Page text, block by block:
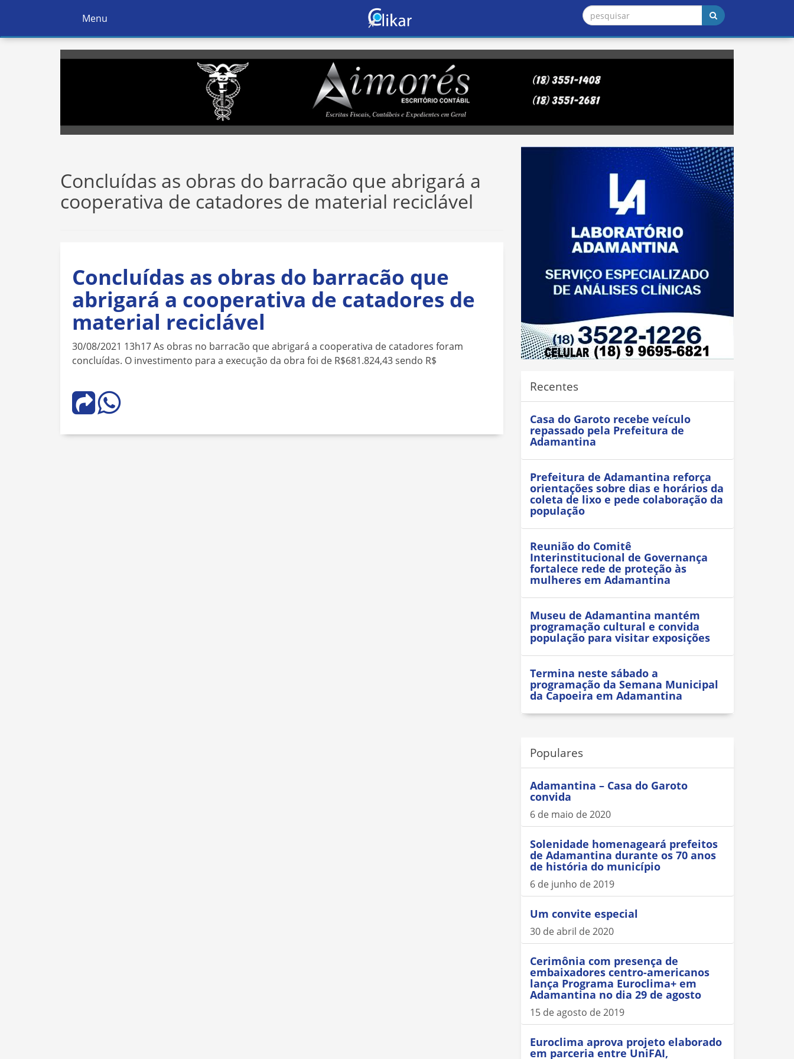
Ativar
Navegação
Menu
Concluídas as obras do barracão que abrigará a
cooperativa de catadores de material reciclável
Concluídas as obras do barracão que
abrigará a cooperativa de catadores de
material reciclável
30/08/2021 13h17 As obras no barracão que abrigará a cooperativa de catadores foram
concluídas. O investimento para a execução da obra foi de R$681.824,43 sendo R$
Recentes
Casa do Garoto recebe veículo
repassado pela Prefeitura de
Adamantina
Prefeitura de Adamantina reforça
orientações sobre dias e horários da
coleta de lixo e pede colaboração da
população
Reunião do Comitê
Interinstitucional de Governança
fortalece rede de proteção às
mulheres em Adamantina
Museu de Adamantina mantém
programação cultural e convida
população para visitar exposições
Termina neste sábado a
programação da Semana Municipal
da Capoeira em Adamantina
Populares
Adamantina – Casa do Garoto
convida
6 de maio de 2020
Solenidade homenageará prefeitos
de Adamantina durante os 70 anos
de história do município
6 de junho de 2019
Um convite especial
30 de abril de 2020
Cerimônia com presença de
embaixadores centro-americanos
lança Programa Euroclima+ em
Adamantina no dia 29 de agosto
15 de agosto de 2019
Euroclima aprova projeto elaborado
em parceria entre UniFAI,